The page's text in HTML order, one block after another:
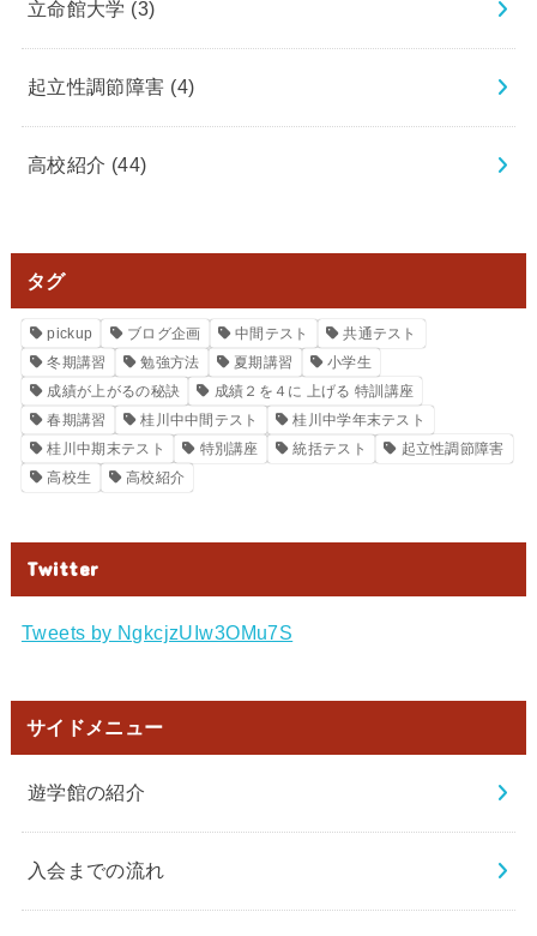
立命館大学 (3)
起立性調節障害 (4)
高校紹介 (44)
タグ
pickup ブログ企画 中間テスト
共通テスト
冬期講習
勉強方法 夏期講習
小学生
成績が上がるの秘訣
成績２を４に 上げる 特訓講座
春期講習
桂川中中間テスト
桂川中学年末テスト
桂川中期末テスト
特別講座 統括テスト
起立性調節障害
高校生
高校紹介
Twitter
Tweets by NgkcjzUIw3OMu7S
サイドメニュー
遊学館の紹介
入会までの流れ